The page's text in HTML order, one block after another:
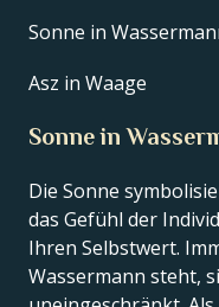
Sonne in
Asz in Waage
Sonne in
Die Sonne
das Gefühl der
Ihren Selbstwert.
Wassermann steht,